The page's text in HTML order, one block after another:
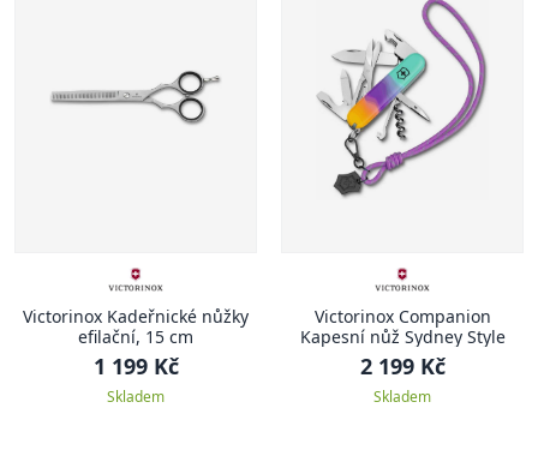
Victorinox Kadeřnické nůžky
efilační, 15 cm
1 199 Kč
Skladem
Victorinox Companion
Kapesní nůž Sydney Style
2 199 Kč
Skladem